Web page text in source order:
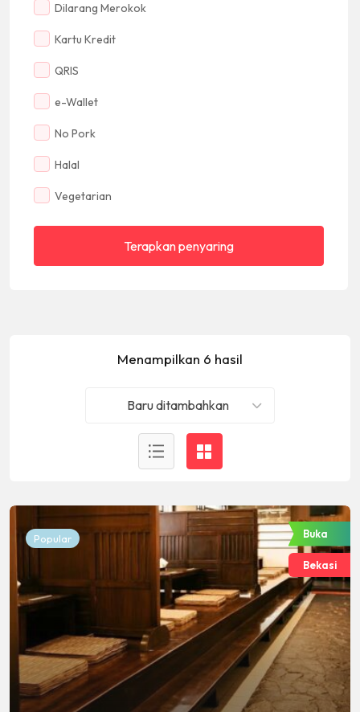
Menampilkan 6 hasil
Baru ditambahkan
Popular Buka
Bekasi
Dilarang Merokok
Kartu Kredit
QRIS
e-Wallet
No Pork
Halal
Vegetarian
Terapkan penyaring